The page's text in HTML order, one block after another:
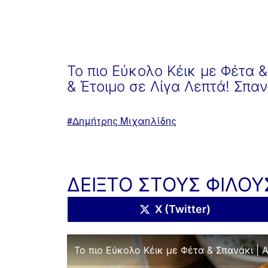
Το πιο Εύκολο Κέικ με Φέτα
& Έτοιμο σε Λίγα Λεπτά!
ΜεΔημήτρης Μιχαηλίδης
ΔΕΙΞΤΟ ΣΤΟΥΣ
Share
on
X (Twitter)